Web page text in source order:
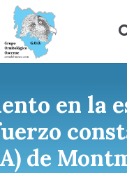
en la
de